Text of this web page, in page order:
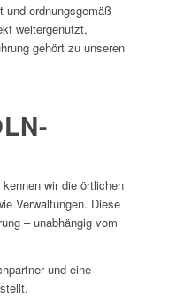
und ordnungsgemäß
weitergenutzt,
gehört zu unseren
wir die örtlichen
Verwaltungen. Diese
– unabhängig vom
und eine